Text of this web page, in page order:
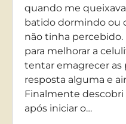
quando me
batido dormindo ou
não tinha
para melhorar a
tentar emagrecer as
resposta alguma e
Finalmente
após iniciar o…